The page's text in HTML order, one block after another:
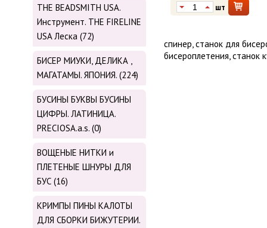
THE BEADSMITH USA.
Инструмент. THE FIRELINE
USA Леска (72)
БИСЕР МИУКИ, ДЕЛИКА ,
МАГАТАМЫ. ЯПОНИЯ. (224)
БУСИНЫ БУКВЫ БУСИНЫ
ЦИФРЫ. ЛАТИНИЦА.
PRECIOSA.a.s. (0)
ВОЩЕНЫЕ НИТКИ и
ПЛЕТЕНЫЕ ШНУРЫ ДЛЯ
БУС (16)
КРИМПЫ ПИНЫ КАЛОТЫ
ДЛЯ СБОРКИ БИЖУТЕРИИ.
шт
спинер, станок для
бисероплетения, станок